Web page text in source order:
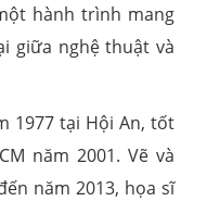
hành trình mang
giữa nghệ thuật và
1977 tại Hội An, tốt
năm 2001. Vẽ và
năm 2013, họa sĩ